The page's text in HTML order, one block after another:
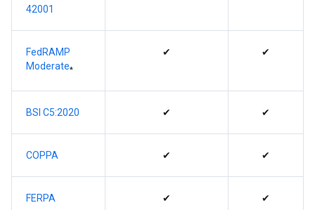
42001
FedRAMP
Moderate*
✔ ✔
BSI C5:2020 ✔ ✔
COPPA ✔ ✔
FERPA ✔ ✔